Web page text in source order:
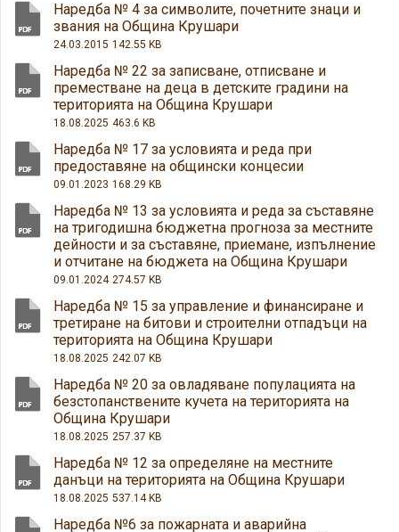
Наредба № 4 за символите, почетните знаци и
звания на Община Крушари
24.03.2015 142.55 KB
Наредба № 22 за записване, отписване и
преместване на деца в детските градини на
територията на Община Крушари
18.08.2025 463.6 KB
Наредба № 17 за условията и реда при
предоставяне на общински концесии
09.01.2023 168.29 KB
Наредба № 13 за условията и реда за съставяне
на тригодишна бюджетна прогноза за местните
дейности и за съставяне, приемане, изпълнение
и отчитане на бюджета на Община Крушари
09.01.2024 274.57 KB
Наредба № 15 за управление и финансиране и
третиране на битови и строителни отпадъци на
територията на Община Крушари
18.08.2025 242.07 KB
Наредба № 20 за овладяване популацията на
безстопанствените кучета на територията на
Община Крушари
18.08.2025 257.37 KB
Наредба № 12 за определяне на местните
данъци на територията на Община Крушари
18.08.2025 537.14 KB
Наредба №6 за пожарната и аварийна